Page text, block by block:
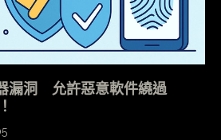
漏洞 允許惡意軟件繞過